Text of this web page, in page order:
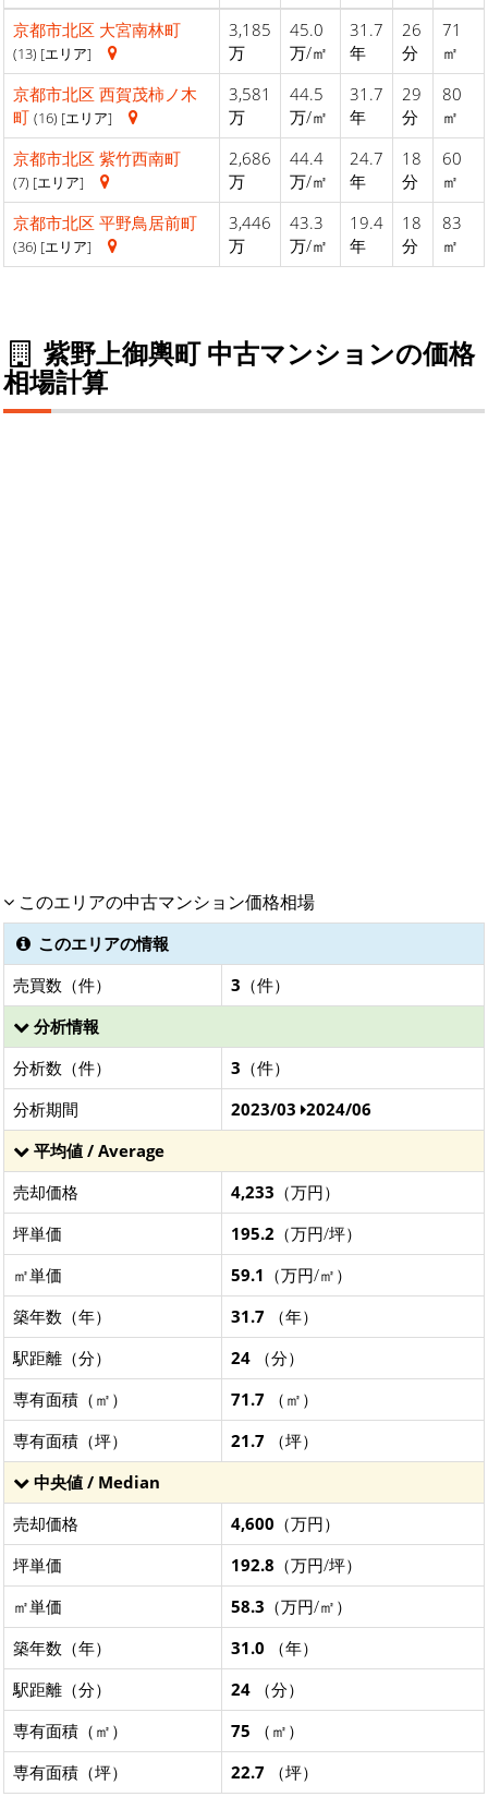
京都市北区 大宮南林町
(13) [エリア]
3,185
万
45.0
万/㎡
31.7
年
26
分
71
㎡
京都市北区 西賀茂柿ノ木
町 (16) [エリア]
3,581
万
44.5
万/㎡
31.7
年
29
分
80
㎡
京都市北区 紫竹西南町
(7) [エリア]
2,686
万
44.4
万/㎡
24.7
年
18
分
60
㎡
京都市北区 平野鳥居前町
(36) [エリア]
3,446
万
43.3
万/㎡
19.4
年
18
分
83
㎡
紫野上御輿町 中古マンションの価格
相場計算
このエリアの中古マンション価格相場
このエリアの情報
売買数（件）
3 （件）
分析情報
分析数（件）
3 （件）
分析期間
2023/03 2024/06
平均値 / Average
売却価格
4,233 （万円）
坪単価
195.2 （万円/坪）
㎡単価
59.1 （万円/㎡）
築年数（年）
31.7 （年）
駅距離（分）
24 （分）
専有面積（㎡）
71.7 （㎡）
専有面積（坪）
21.7 （坪）
中央値 / Median
売却価格
4,600 （万円）
坪単価
192.8 （万円/坪）
㎡単価
58.3 （万円/㎡）
築年数（年）
31.0 （年）
駅距離（分）
24 （分）
専有面積（㎡）
75 （㎡）
専有面積（坪）
22.7 （坪）